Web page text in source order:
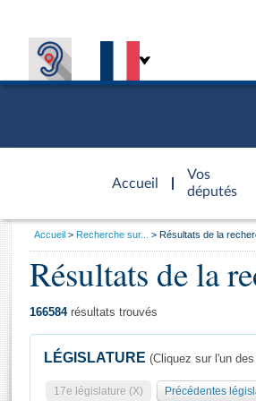
Accueil
d'accueil
Vos
députés
Général
Vous
Accueil Recherche sur... Résultats de la
Résultats de la
166584résultats trouvés
LÉGISLATURE (Cliquez sur l'un
17e législature (X) Précédentes